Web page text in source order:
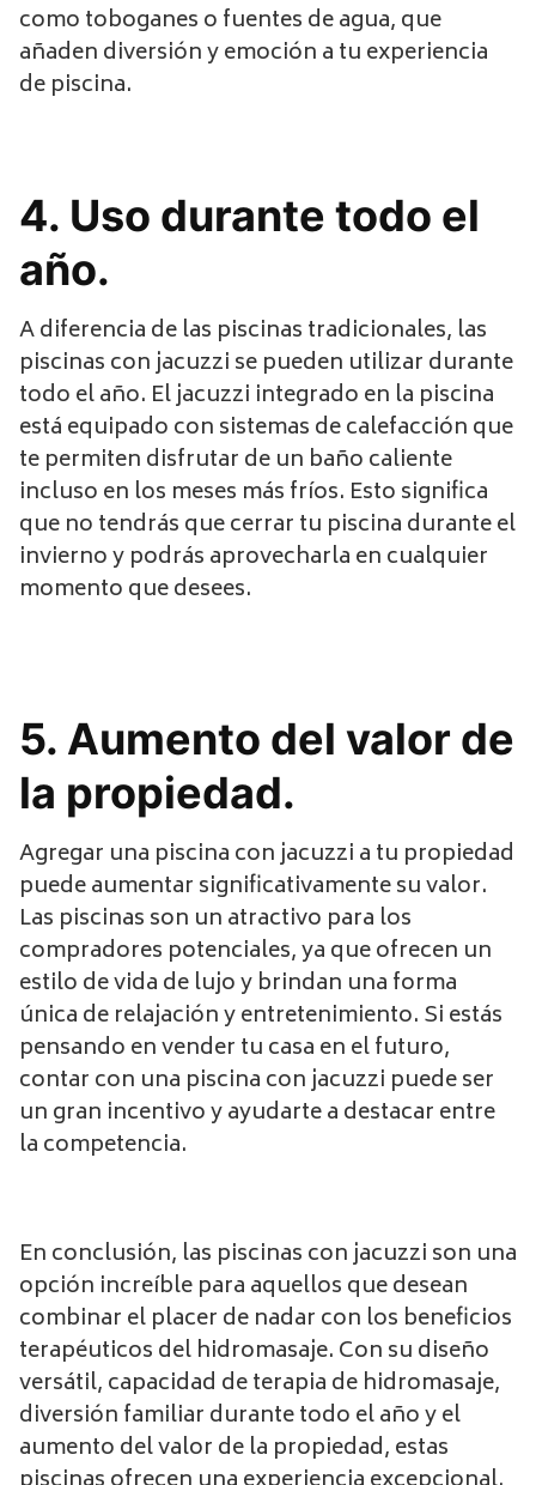
como toboganes o fuentes de agua, que
añaden diversión y emoción a tu experiencia
de piscina.
4. Uso durante todo el
año.
A diferencia de las piscinas tradicionales, las
piscinas con jacuzzi se pueden utilizar durante
todo el año. El jacuzzi integrado en la piscina
está equipado con sistemas de calefacción que
te permiten disfrutar de un baño caliente
incluso en los meses más fríos. Esto significa
que no tendrás que cerrar tu piscina durante el
invierno y podrás aprovecharla en cualquier
momento que desees.
5. Aumento del valor de
la propiedad.
Agregar una piscina con jacuzzi a tu propiedad
puede aumentar significativamente su valor.
Las piscinas son un atractivo para los
compradores potenciales, ya que ofrecen un
estilo de vida de lujo y brindan una forma
única de relajación y entretenimiento. Si estás
pensando en vender tu casa en el futuro,
contar con una piscina con jacuzzi puede ser
un gran incentivo y ayudarte a destacar entre
la competencia.
En conclusión, las piscinas con jacuzzi son una
opción increíble para aquellos que desean
combinar el placer de nadar con los beneficios
terapéuticos del hidromasaje. Con su diseño
versátil, capacidad de terapia de hidromasaje,
diversión familiar durante todo el año y el
aumento del valor de la propiedad, estas